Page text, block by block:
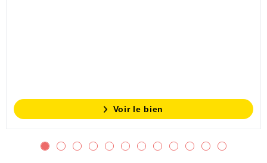
Voir le bien